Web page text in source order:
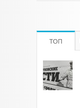
ТОП